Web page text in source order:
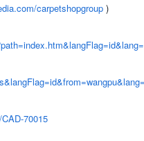
carpetshopgroup )
70015